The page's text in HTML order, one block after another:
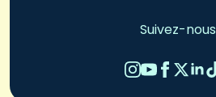
Suivez-